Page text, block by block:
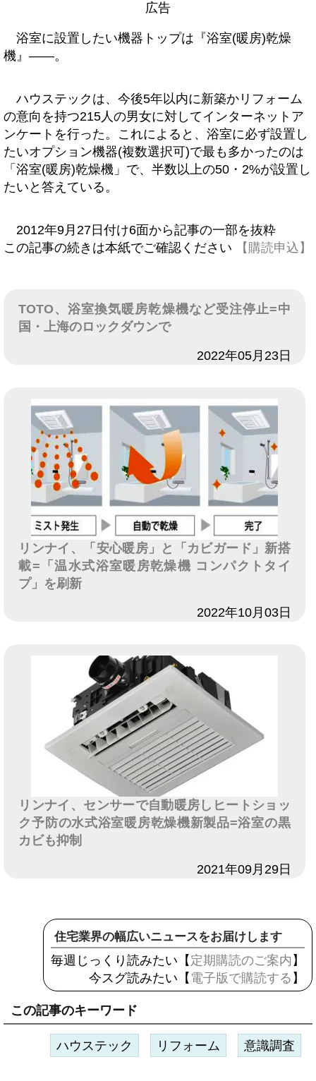
広告
浴室に設置したい機器トップは『浴室(暖房)乾燥
機』――。
ハウステックは、今後5年以内に新築かリフォーム
の意向を持つ215人の男女に対してインターネットア
ンケートを行った。これによると、浴室に必ず設置し
たいオプション機器(複数選択可)で最も多かったのは
「浴室(暖房)乾燥機」で、半数以上の50・2%が設置し
たいと答えている。
2012年9月27日付け6面から記事の一部を抜粋
この記事の続きは本紙でご確認ください
【購読申込】
TOTO、浴室換気暖房乾燥機など受注停止=中
国・上海のロックダウンで
2022年05月23日
リンナイ、「安心暖房」と「カビガード」新搭
載=「温水式浴室暖房乾燥機 コンパクトタイ
プ」を刷新
2022年10月03日
リンナイ、センサーで自動暖房しヒートショッ
ク予防の水式浴室暖房乾燥機新製品=浴室の黒
カビも抑制
2021年09月29日
住宅業界の幅広いニュースをお届けします
毎週じっくり読みたい【 定期購読のご案内 】
今スグ読みたい【 電子版で購読する 】
この記事のキーワード
ハウステック リフォーム 意識調査